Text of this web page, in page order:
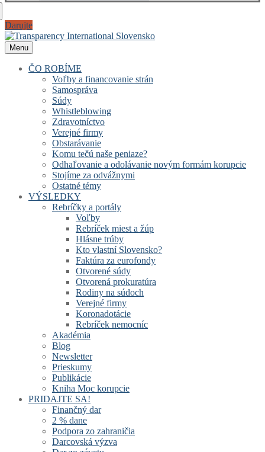
Darujte
Menu
ČO ROBÍME
Voľby a financovanie strán
Samospráva
Súdy
Whistleblowing
Zdravotníctvo
Verejné firmy
Obstarávanie
Komu tečú naše peniaze?
Odhaľovanie a odolávanie novým formám korupcie
Stojíme za odvážnymi
Ostatné témy
VÝSLEDKY
Rebríčky a portály
Voľby
Rebríček miest a žúp
Hlásne trúby
Kto vlastní Slovensko?
Faktúra za eurofondy
Otvorené súdy
Otvorená prokuratúra
Rodiny na súdoch
Verejné firmy
Koronadotácie
Rebríček nemocníc
Akadémia
Blog
Newsletter
Prieskumy
Publikácie
Kniha Moc korupcie
PRIDAJTE SA!
Finančný dar
2 % dane
Podpora zo zahraničia
Darcovská výzva